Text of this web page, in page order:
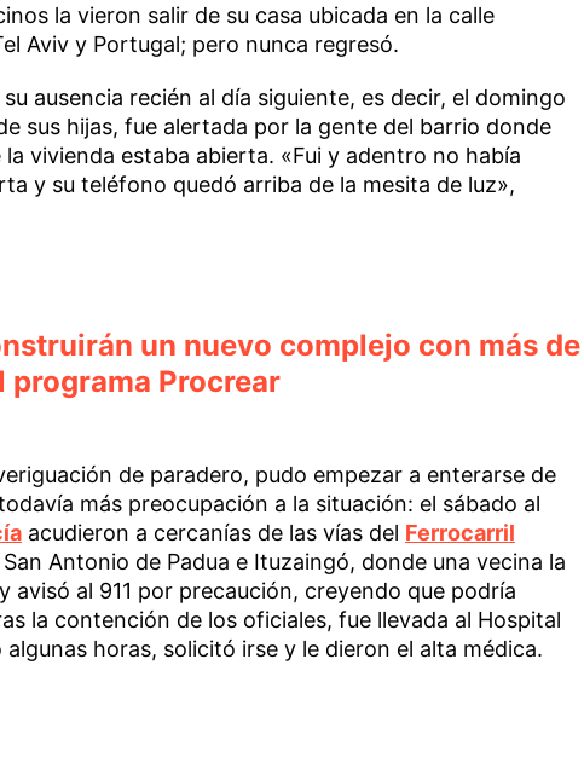
la vieron salir de su casa ubicada en la calle
Aviv y Portugal; pero nunca regresó.
ausencia recién al día siguiente, es decir, el domingo
sus hijas, fue alertada por la gente del barrio donde
vivienda estaba abierta. «Fui y adentro no había
y su teléfono quedó arriba de la mesita de luz»,
un nuevo complejo con más de
programa Procrear
de paradero, pudo empezar a enterarse de
más preocupación a la situación: el sábado al
acudieron a cercanías de las vías del Ferrocarril
Antonio de Padua e Ituzaingó, donde una vecina la
avisó al 911 por precaución, creyendo que podría
la contención de los oficiales, fue llevada al Hospital
horas, solicitó irse y le dieron el alta médica.